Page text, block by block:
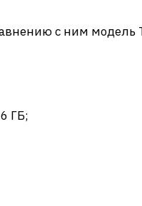
с ним модель
ГБ;